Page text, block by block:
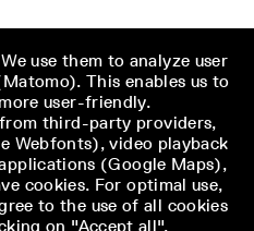
use them to analyze user
This enables us to
user-friendly.
third-party providers,
Webfonts), video playback
(Google Maps),
cookies. For optimal use,
to the use of all cookies
on "Accept all".
promovierte 2011 mit einer